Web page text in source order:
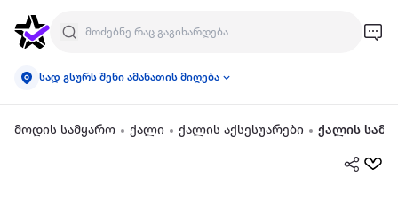
სად გსურს შენი ამანათის მიღება
მოდის სამყარო ქალი ქალის აქსესუარები ქალის